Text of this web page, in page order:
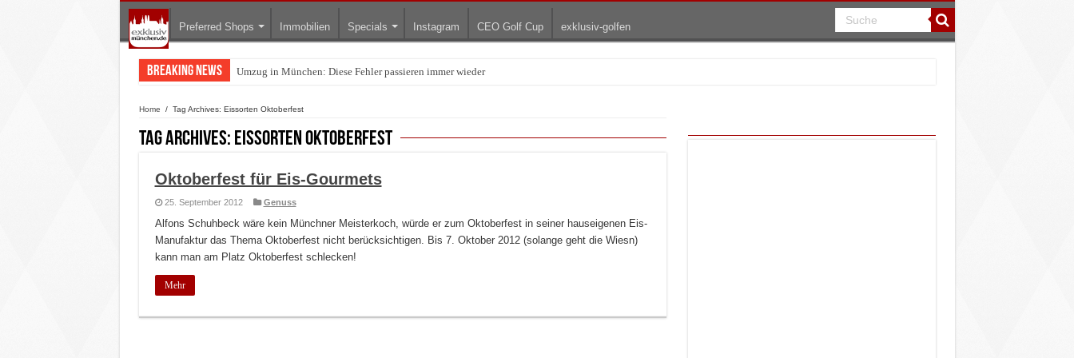
Preferred Shops Immobilien Specials Instagram CEO Golf Cup exklusiv-golfen
Breaking News Umzug in München: Diese Fehler passieren immer wieder
Home / Tag Archives: Eissorten Oktoberfest
Tag Archives: Eissorten Oktoberfest
Oktoberfest für Eis-Gourmets
25. September 2012 Genuss
Alfons Schuhbeck wäre kein Münchner Meisterkoch, würde er zum Oktoberfest in seiner hauseigenen Eis-
Manufaktur das Thema Oktoberfest nicht berücksichtigen. Bis 7. Oktober 2012 (solange geht die Wiesn)
kann man am Platz Oktoberfest schlecken!
Mehr